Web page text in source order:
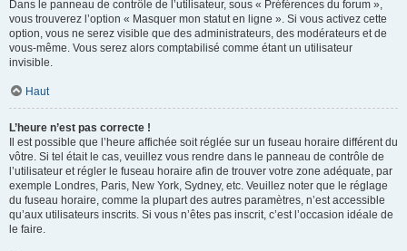
Dans le panneau de contrôle de l’utilisateur, sous « Préférences du forum »,
vous trouverez l’option « Masquer mon statut en ligne ». Si vous activez cette
option, vous ne serez visible que des administrateurs, des modérateurs et de
vous-même. Vous serez alors comptabilisé comme étant un utilisateur
invisible.
Haut
L’heure n’est pas correcte !
Il est possible que l’heure affichée soit réglée sur un fuseau horaire différent du
vôtre. Si tel était le cas, veuillez vous rendre dans le panneau de contrôle de
l’utilisateur et régler le fuseau horaire afin de trouver votre zone adéquate, par
exemple Londres, Paris, New York, Sydney, etc. Veuillez noter que le réglage
du fuseau horaire, comme la plupart des autres paramètres, n’est accessible
qu’aux utilisateurs inscrits. Si vous n’êtes pas inscrit, c’est l’occasion idéale de
le faire.